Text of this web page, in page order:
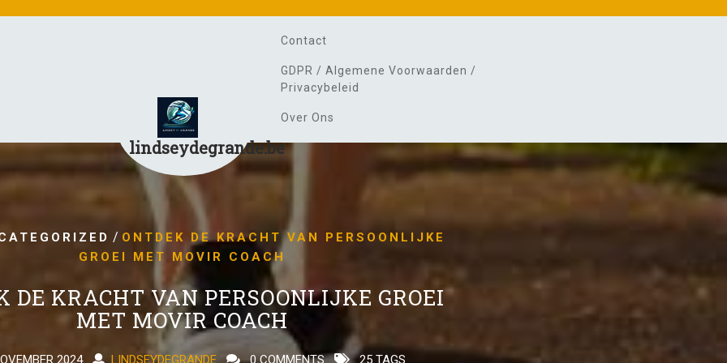
lindseydegrande.be
Contact
GDPR / Algemene Voorwaarden /
Privacybeleid
Over Ons
/ ONTDEK DE KRACHT VAN PERSOONLIJKE
GROEI MET MOVIR COACH
DE KRACHT VAN PERSOONLIJKE GROEI
MET MOVIR COACH
2024 LINDSEYDEGRANDE 0 COMMENTS 25 TAGS